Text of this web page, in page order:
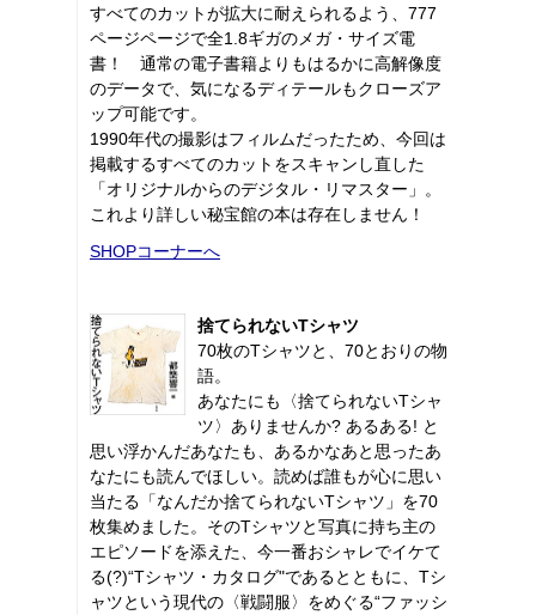
すべてのカットが拡大に耐えられるよう、777
ページページで全1.8ギガのメガ・サイズ電
書！ 通常の電子書籍よりもはるかに高解像度
のデータで、気になるディテールもクローズア
ップ可能です。
1990年代の撮影はフィルムだったため、今回は
掲載するすべてのカットをスキャンし直した
「オリジナルからのデジタル・リマスター」。
これより詳しい秘宝館の本は存在しません！
SHOPコーナーへ
捨てられないTシャツ
70枚のTシャツと、70とおりの物
語。
あなたにも〈捨てられないTシャ
ツ〉ありませんか? あるある! と
思い浮かんだあなたも、あるかなあと思ったあ
なたにも読んでほしい。読めば誰もが心に思い
当たる「なんだか捨てられないTシャツ」を70
枚集めました。そのTシャツと写真に持ち主の
エピソードを添えた、今一番おシャレでイケて
る(?)“Tシャツ・カタログ"であるとともに、Tシ
ャツという現代の〈戦闘服〉をめぐる“ファッシ